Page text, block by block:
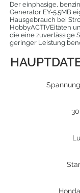
Der einphasige,
Generator EY-5.5MB
Hausgebrauch bei
HobbyACTIVEitäten
die eine zuverlässige
geringer Leistung